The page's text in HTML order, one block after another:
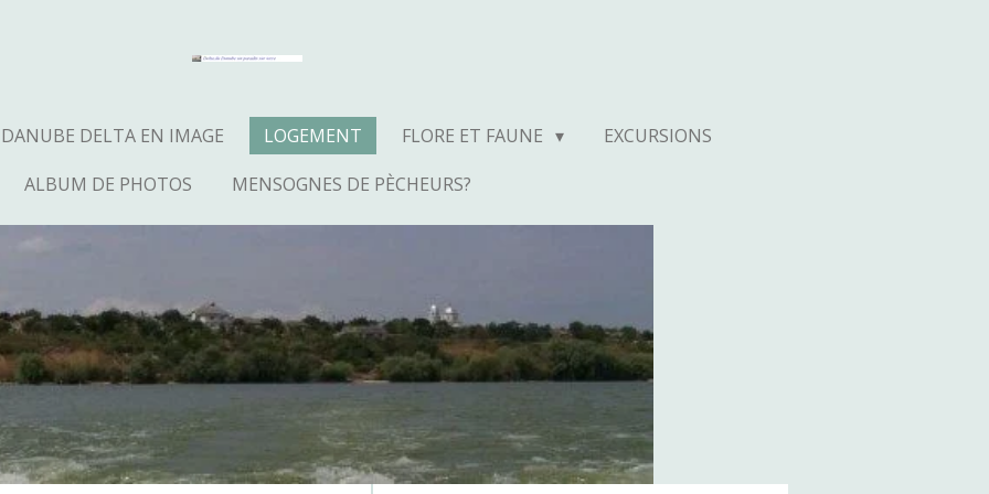
DANUBE DELTA EN IMAGE LOGEMENT FLORE ET FAUNE
EXCURSIONS
ALBUM DE PHOTOS
MENSOGNES DE PÈCHEURS?